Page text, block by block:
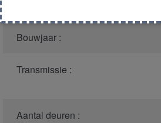
Bouwjaar :
Transmissie :
Aantal deuren :